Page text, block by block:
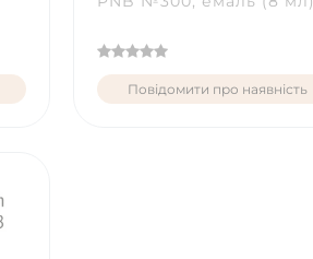
Повідомити про наявність